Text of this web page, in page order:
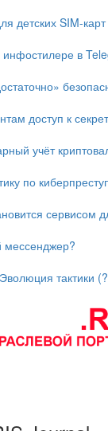
детских SIM-
в
доступ к
учёт
по
сервисом
мессенджер?
тактики